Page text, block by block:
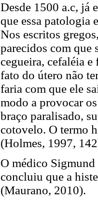
Desde 1500 a.c, já
que essa patologia
Nos escritos
parecidos com que
cegueira, cefaléia
fato do útero não
faria com que ele
modo a provocar
braço paralisado,
cotovelo. O termo
(Holmes, 1997,
O médico Sigmund
concluiu que a
(Maurano, 2010).